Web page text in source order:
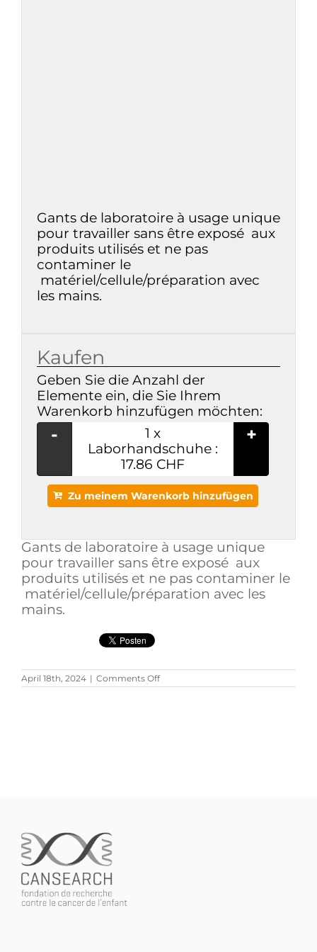
Gants de laboratoire à usage unique
pour travailler sans être exposé aux
produits utilisés et ne pas
contaminer le
matériel/cellule/préparation avec
les mains.
Kaufen
Geben Sie die Anzahl der
Elemente ein, die Sie Ihrem
Warenkorb hinzufügen möchten:
- 1 x
Laborhandschuhe :
17.86 CHF
+
Zu meinem Warenkorb hinzufügen
Gants de laboratoire à usage unique
pour travailler sans être exposé aux
produits utilisés et ne pas contaminer le
matériel/cellule/préparation avec les
mains.
April 18th, 2024 | Comments Offon
Laborhandschuhe